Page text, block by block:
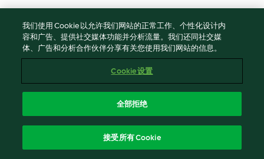
鮮蝦干貝佐咖哩柳橙油醋醬 泰式開胃海鮮
我们使用 Cookie 以允许我们网站的正常工作、个性化设计内
容和广告、提供社交媒体功能并分析流量。我们还同社交媒
体、广告和分析合作伙伴分享有关您使用我们网站的信息。
Cookie 设置
全部拒绝
接受所有 Cookie